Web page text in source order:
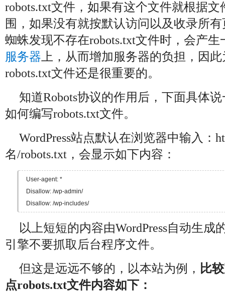
robots.txt文件，如果有这个文件就根据
围，如果没有就按默认访问以及收录所
蜘蛛发现不存在robots.txt文件时，会产生
服务器 上，从而增加服务器的负担，因
robots.txt文件还是很重要的。
知道Robots协议的作用后，下面具体说
如何编写robots.txt文件。
WordPress站点默认在浏览器中输入：
名/robots.txt，会显示如下内容：
User-agent: *
Disallow: /wp-admin/
Disallow: /wp-includes/
以上短短的内容由WordPress自动生成
引擎不要抓取后台程序文件。
但这是远远不够的，以本站为例， 比
点robots.txt文件内容如下：